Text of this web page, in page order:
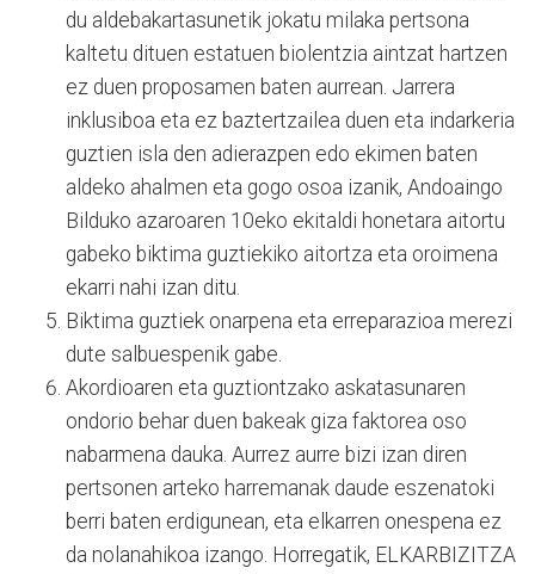
du aldebakartasunetik jokatu milaka pertsona
kaltetu dituen estatuen biolentzia aintzat hartzen
ez duen proposamen baten aurrean. Jarrera
inklusiboa eta ez baztertzailea duen eta indarkeria
guztien isla den adierazpen edo ekimen baten
aldeko ahalmen eta gogo osoa izanik, Andoaingo
Bilduko azaroaren 10eko ekitaldi honetara aitortu
gabeko biktima guztiekiko aitortza eta oroimena
ekarri nahi izan ditu.
Biktima guztiek onarpena eta erreparazioa merezi
dute salbuespenik gabe.
Akordioaren eta guztiontzako askatasunaren
ondorio behar duen bakeak giza faktorea oso
nabarmena dauka. Aurrez aurre bizi izan diren
pertsonen arteko harremanak daude eszenatoki
berri baten erdigunean, eta elkarren onespena ez
da nolanahikoa izango. Horregatik, ELKARBIZITZA